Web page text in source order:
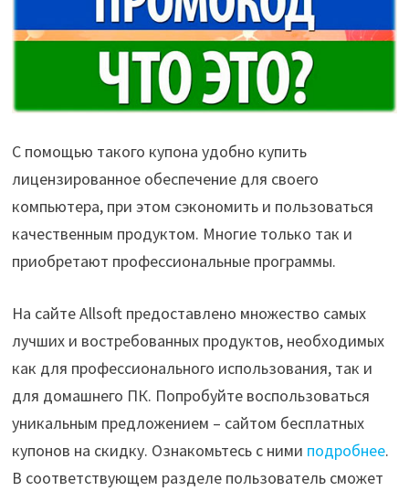
С помощью такого купона удобно купить
лицензированное обеспечение для своего
компьютера, при этом сэкономить и пользоваться
качественным продуктом. Многие только так и
приобретают профессиональные программы.
На сайте Allsoft предоставлено множество самых
лучших и востребованных продуктов, необходимых
как для профессионального использования, так и
для домашнего ПК. Попробуйте воспользоваться
уникальным предложением – сайтом бесплатных
купонов на скидку. Ознакомьтесь с ними подробнее.
В соответствующем разделе пользователь сможет